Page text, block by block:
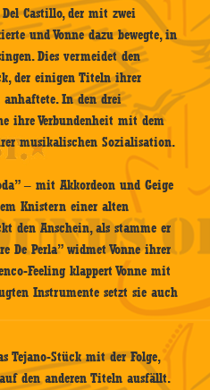
Castillo, der mit zwei
und Vonne dazu bewegte, in
Dies vermeidet den
der einigen Titeln ihrer
anhaftete. In den drei
ihre Verbundenheit mit dem
musikalischen Sozialisation.
– mit Akkordeon und Geige
Knistern einer alten
den Anschein, als stamme er
De Perla” widmet Vonne ihrer
Feeling klappert Vonne mit
Instrumente setzt sie auch
Tejano-Stück mit der Folge,
auf den anderen Titeln ausfällt.